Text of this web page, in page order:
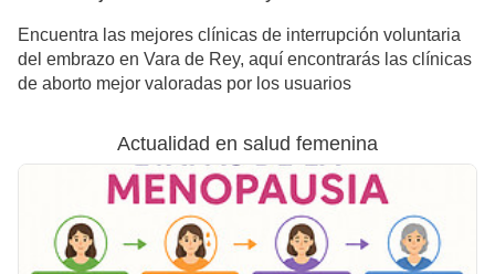
Encuentra las mejores clínicas de interrupción voluntaria
del embrazo en Vara de Rey, aquí encontrarás las clínicas
de aborto mejor valoradas por los usuarios
Actualidad en salud femenina